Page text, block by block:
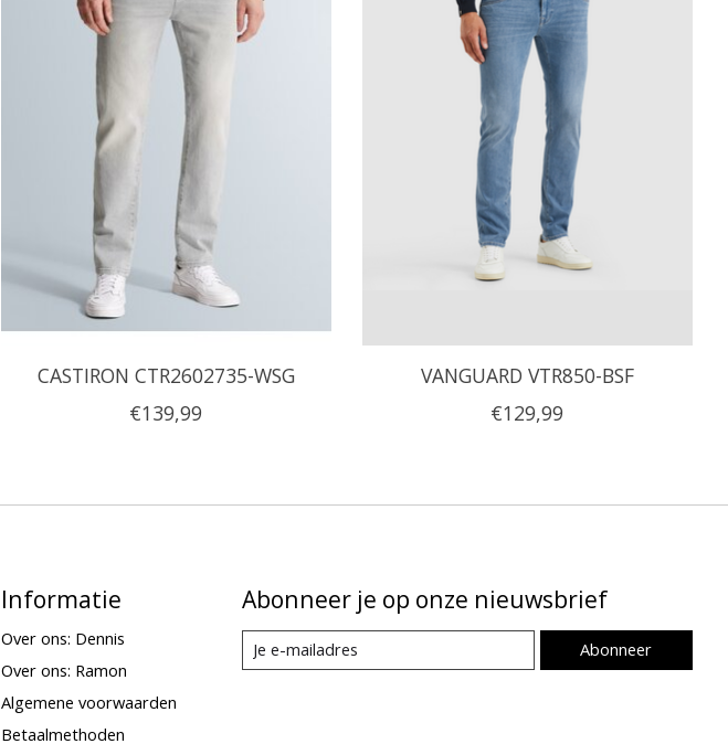
CASTIRON CTR2602735-WSG
€139,99
VANGUARD VTR850-BSF
€129,99
Informatie
Over ons: Dennis
Over ons: Ramon
Algemene voorwaarden
Betaalmethoden
Abonneer je op onze nieuwsbrief
Abonneer